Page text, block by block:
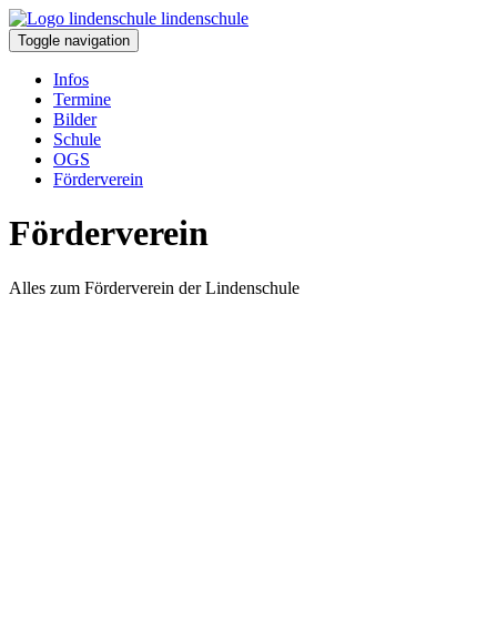
lindenschule
Toggle navigation
Infos
Termine
Bilder
Schule
OGS
Förderverein
Förderverein
Alles zum Förderverein der Lindenschule